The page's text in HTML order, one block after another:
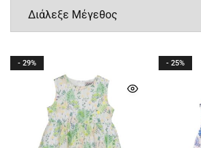
- 29% - 25%